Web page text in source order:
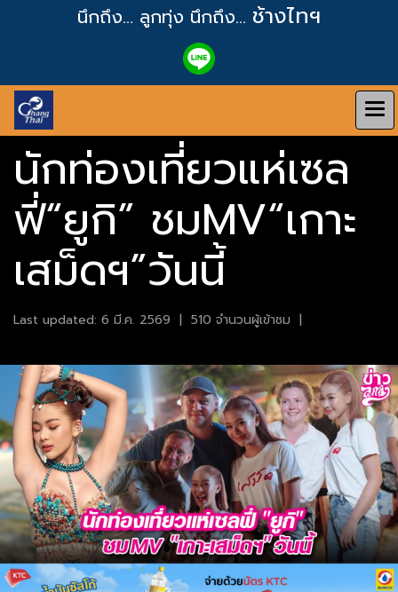
นึกถึง... ลูกทุ่ง นึกถึง... ช้างไทฯ
นักท่องเที่ยวแห่เซล
ฟี่“ยูกิ” ชมMV“เกาะ
เสม็ดฯ”วันนี้
Last updated: 6 มี.ค. 2569 | 510 จำนวนผู้เข้าชม |